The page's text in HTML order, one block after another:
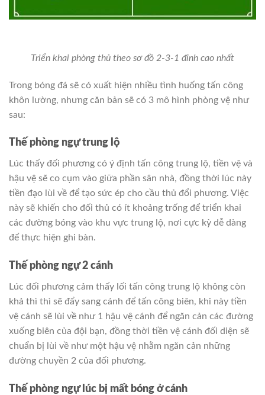
Triển khai phòng thủ theo sơ đồ 2-3-1 đỉnh cao nhất
Trong bóng đá sẽ có xuất hiện nhiều tình huống tấn công
khôn lường, nhưng căn bản sẽ có 3 mô hình phòng vệ như
sau:
Thế phòng ngự trung lộ
Lúc thấy đối phương có ý định tấn công trung lộ, tiền vệ và
hậu vệ sẽ co cụm vào giữa phần sân nhà, đồng thời lúc này
tiền đạo lùi về để tạo sức ép cho cầu thủ đổi phương. Việc
này sẽ khiến cho đối thủ có ít khoảng trống để triển khai
các đường bóng vào khu vực trung lộ, nơi cực kỳ dễ dàng
để thực hiện ghi bàn.
Thế phòng ngự 2 cánh
Lúc đối phương cảm thấy lối tấn công trung lộ không còn
khả thì thì sẽ đẩy sang cánh để tấn công biên, khi này tiền
vệ cánh sẽ lùi về như 1 hậu vệ cánh để ngăn cản các đường
xuống biên của đội bạn, đồng thời tiền vệ cánh đối diện sẽ
chuẩn bị lùi về như một hậu vệ nhằm ngăn cản những
đường chuyền 2 của đối phương.
Thế phòng ngự lúc bị mất bóng ở cánh